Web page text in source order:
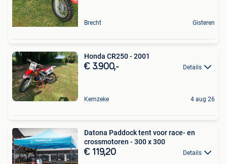
Brecht Gisteren
Honda CR250 - 2001
€ 3.900,- Details
Kemzeke 4 aug 26
Datona Paddock tent voor race- en
crossmotoren - 300 x 300
€ 119,20 Details